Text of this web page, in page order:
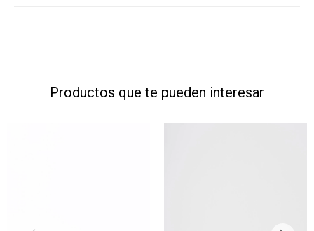
Productos que te pueden interesar